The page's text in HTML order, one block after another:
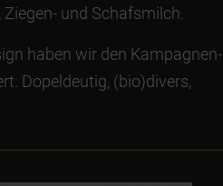
und Schafsmilch.
haben wir den Kampagnen-
Dopeldeutig, (bio)divers,